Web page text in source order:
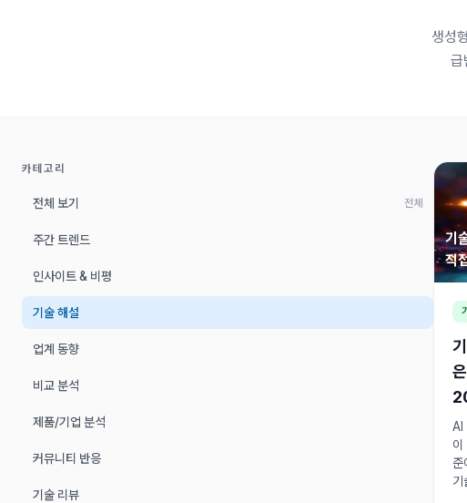
생성
급
카테고리
전체 보기 전체
주간 트렌드
인사이트 & 비평
기술 해설
업계 동향
비교 분석
제품/기업 분석
커뮤니티 반응
기술 리뷰
기
직
기
AI
이
준
기